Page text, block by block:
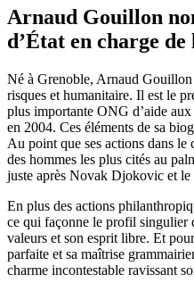
Arnaud Gouillon
d’État en charge
Né à Grenoble, Arnaud
risques et humanitaire. Il est le
plus importante ONG d’aide
en 2004. Ces éléments de sa
Au point que ses actions dans
des hommes les plus cités au
juste après Novak Djokovic et
En plus des actions
ce qui façonne le profil singulier
valeurs et son esprit libre. Et
parfaite et sa maîtrise
charme incontestable ravissant